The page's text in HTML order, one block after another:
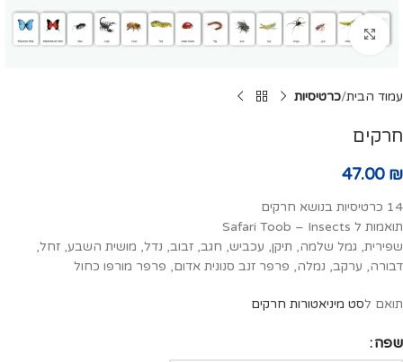
Click to enlarge
עמוד הבית כרטיסיות
חרקים
47.00 ₪
14 כרטיסיות בנושא חרקים
תואמות ל Safari Toob – Insects
שפירית, גמל שלמה, תיקן, עכביש, חגב, זבוב, נדל, מושית השבע, זחל,
דבורה, ערקב, נמלה, פרפר זנב סנונית אדום, פרפר מורפו כחול
תואם לסט מיניאטורות חרקים
שפה